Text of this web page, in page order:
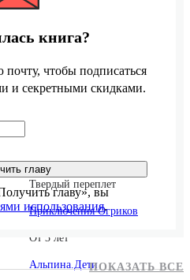
Твердый переплет
Приключения Огриков
От 3 лет
Альпина.Дети
книга?
почту, чтобы подписаться
и секретными скидками.
главу
главу», вы
использования.
ПОКАЗАТЬ ВСЕ